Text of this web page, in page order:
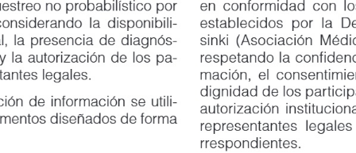
no probabilístico por
la disponibili
-
presencia de diagnós
-
autorización de los pa
-
legales.
de información se utili
-
diseñados de forma
en conformidad con los
establecidos por la
sinki (Asociación Médica
respetando la
mación, el
dignidad de los
autorización institucional
representantes legales en
rrespondientes.